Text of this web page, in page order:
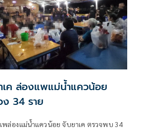
เค ล่องแพแม่น้ำแควน้อย
34 ราย
ล่องแม่น้ำแควน้อย จับยาเค ตรวจพบ 34